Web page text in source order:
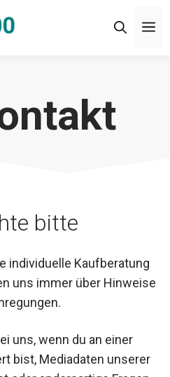
bitte
individuelle Kaufberatung
uns immer über Hinweise
uns, wenn du an einer
bist, Mediadaten unserer